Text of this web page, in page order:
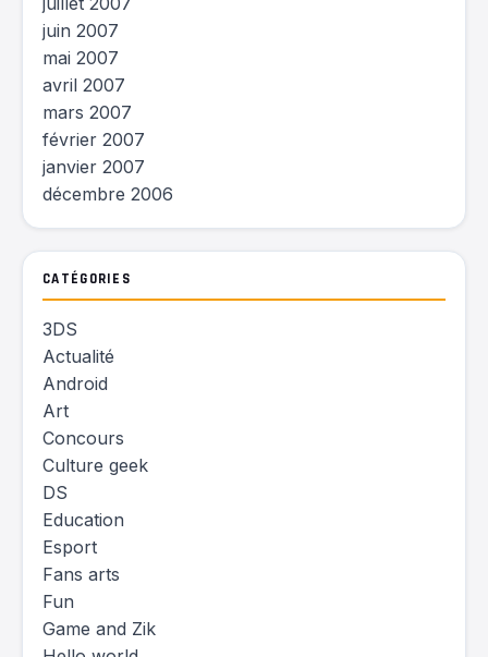
juin 2007
mai 2007
avril 2007
mars 2007
février 2007
janvier 2007
décembre 2006
CATÉGORIES
3DS
Actualité
Android
Art
Concours
Culture geek
DS
Education
Esport
Fans arts
Fun
Game and Zik